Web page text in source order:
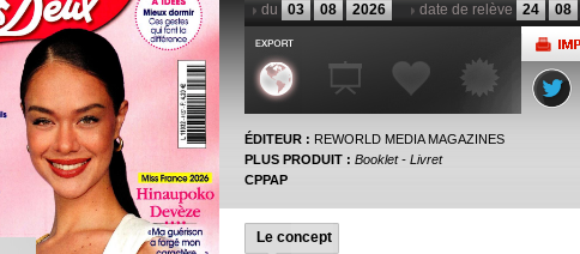
du 03 08 2026 date de relève 24 08
ÉDITEUR : REWORLD MEDIA MAGAZINES
PLUS PRODUIT : Booklet - Livret
CPPAP
Le concept